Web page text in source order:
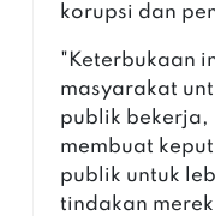
korupsi dan
"Keterbukaan
masyarakat
publik bekerja,
membuat
publik untuk
tindakan